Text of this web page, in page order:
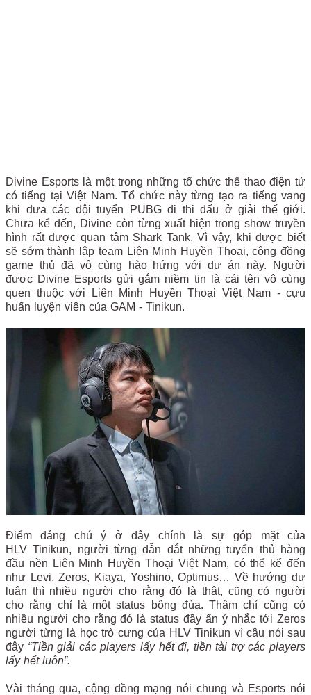
Divine Esports là một trong những tổ chức thể thao điện tử
có tiếng tại Việt Nam. Tổ chức này từng tạo ra tiếng vang
khi đưa các đội tuyển PUBG đi thi đấu ở giải thế giới.
Chưa kể đến, Divine còn từng xuất hiện trong show truyền
hình rất được quan tâm Shark Tank. Vì vậy, khi được biết
sẽ sớm thành lập team Liên Minh Huyền Thoại, cộng đồng
game thủ đã vô cùng hào hứng với dự án này. Người
được Divine Esports gửi gắm niềm tin là cái tên vô cùng
quen thuộc với Liên Minh Huyền Thoại Việt Nam - cựu
huấn luyện viên của GAM - Tinikun.
Điểm đáng chú ý ở đây chính là sự góp mặt của
HLV Tinikun, người từng dẫn dắt những tuyển thủ hàng
đầu nền Liên Minh Huyền Thoại Việt Nam, có thể kể đến
như Levi, Zeros, Kiaya, Yoshino, Optimus… Về hướng dư
luận thì nhiều người cho rằng đó là thật, cũng có người
cho rằng chỉ là một status bông đùa. Thậm chí cũng có
nhiều người cho rằng đó là status đầy ẩn ý nhắc tới Zeros
người từng là học trò cưng của HLV Tinikun vì câu nói sau
đây “Tiền giải các players lấy hết đi, tiền tài trợ các players
lấy hết luôn”.
Vài tháng qua, cộng đồng mạng nói chung và Esports nói